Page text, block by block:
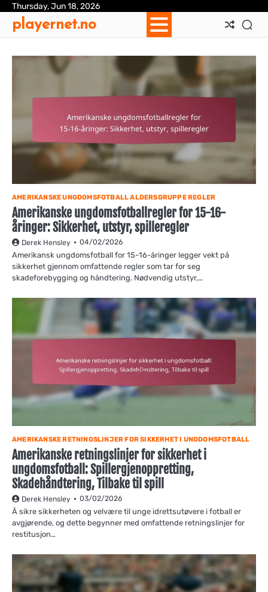
Skip
content
Thursday, Jun 18, 2026
playernet.no
AMERIKANSKE UNGDOMSFOTBALL ALDERSGRUPPE REGLER
Amerikanske ungdomsfotballregler for 15-16-
åringer: Sikkerhet, utstyr, spilleregler
Derek Hensley 04/02/2026
Amerikansk ungdomsfotball for 15-16-åringer legger vekt på
sikkerhet gjennom omfattende regler som tar for seg
skadeforebygging og håndtering. Nødvendig utstyr,…
AMERIKANSKE RETNINGSLINJER FOR SIKKERHET I UNGDOMSFOTBALL
Amerikanske retningslinjer for sikkerhet i
ungdomsfotball: Spillergjenoppretting,
Skadehåndtering, Tilbake til spill
Derek Hensley 03/02/2026
Å sikre sikkerheten og velvære til unge idrettsutøvere i fotball er
avgjørende, og dette begynner med omfattende retningslinjer for
restitusjon…